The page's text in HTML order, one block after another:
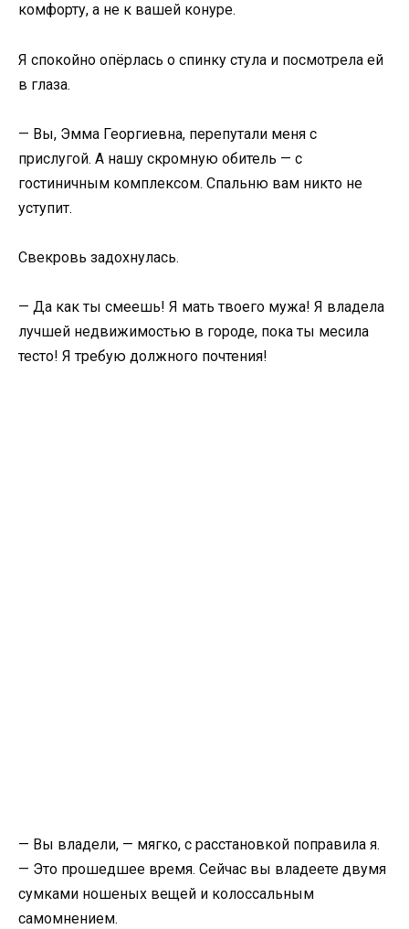
комфорту, а не к вашей конуре.
Я спокойно опёрлась о спинку стула и посмотрела ей
в глаза.
— Вы, Эмма Георгиевна, перепутали меня с
прислугой. А нашу скромную обитель — с
гостиничным комплексом. Спальню вам никто не
уступит.
Свекровь задохнулась.
— Да как ты смеешь! Я мать твоего мужа! Я владела
лучшей недвижимостью в городе, пока ты месила
тесто! Я требую должного почтения!
— Вы владели, — мягко, с расстановкой поправила я.
— Это прошедшее время. Сейчас вы владеете двумя
сумками ношеных вещей и колоссальным
самомнением.